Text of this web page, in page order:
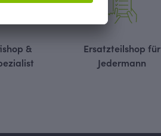
&
Ersatzteilshop für
Jedermann